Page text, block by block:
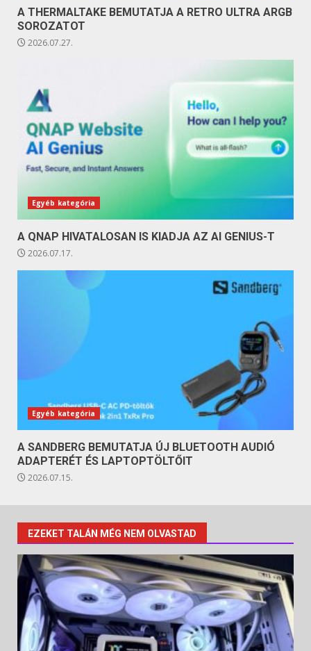
A THERMALTAKE BEMUTATJA A RETRO ULTRA ARGB
SOROZATOT
2026.07.27.
Egyéb kategória
A QNAP HIVATALOSAN IS KIADJA AZ AI GENIUS-T
2026.07.17.
Egyéb kategória
A SANDBERG BEMUTATJA ÚJ BLUETOOTH AUDIÓ
ADAPTERÉT ÉS LAPTOPTÖLTŐIT
2026.07.15.
EZEKET TALÁN MÉG NEM OLVASTAD